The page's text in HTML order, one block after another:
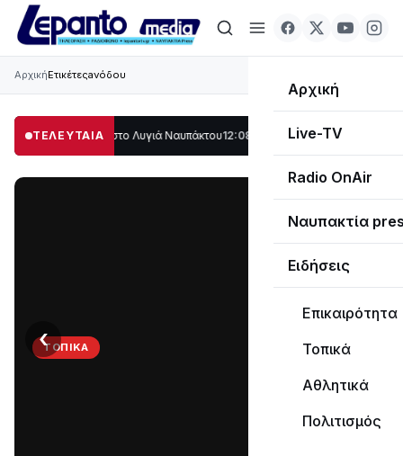
Αρχική
Live-TV
Radio OnAir
Ναυπακτία
Ειδήσεις
Επικαιρότητα
Τοπικά
Αθλητικά
Πολιτισμός
ΑρχικήΕτικέτεςaνόδου
ΤΕΛΕΥΤΑΙΑ
μέρος στο Λυγιά Ναυπάκτου12:08 Σε τροχιά υλοποίησης η Παράκαμψη
ΤΟΠΙΚΆ
‹